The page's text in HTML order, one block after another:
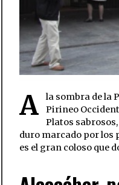
A
la sombra de la
Pirineo
Platos
duro marcado por los
es el gran coloso que